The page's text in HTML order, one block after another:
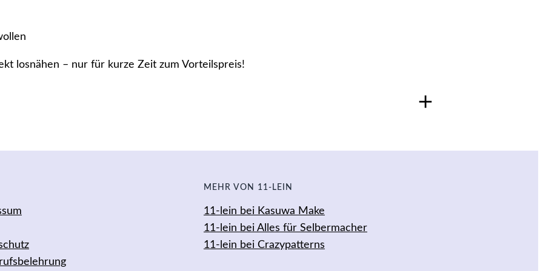
s
losnähen – nur für kurze Zeit zum Vorteilspreis!
Schnittmuster Bundle – 7 Ebooks
die dieses Produkt gekauft haben, dürfen eine Rezension abgeben.Anmelden
MEHR VON 11-LEIN
11-lein bei Kasuwa Make
11-lein bei Alles für Selbermacher
11-lein bei Crazypatterns